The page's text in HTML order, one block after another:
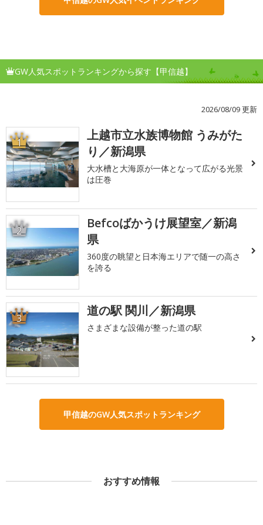
GW人気スポットランキングから探す【甲信越】
2026/08/09 更新
1
上越市立水族博物館 うみがた
り／新潟県
大水槽と大海原が一体となって広がる光景
は圧巻
2
Befcoばかうけ展望室／新潟
県
360度の眺望と日本海エリアで随一の高さ
を誇る
3 道の駅 関川／新潟県
さまざまな設備が整った道の駅
甲信越のGW人気スポットランキング
おすすめ情報